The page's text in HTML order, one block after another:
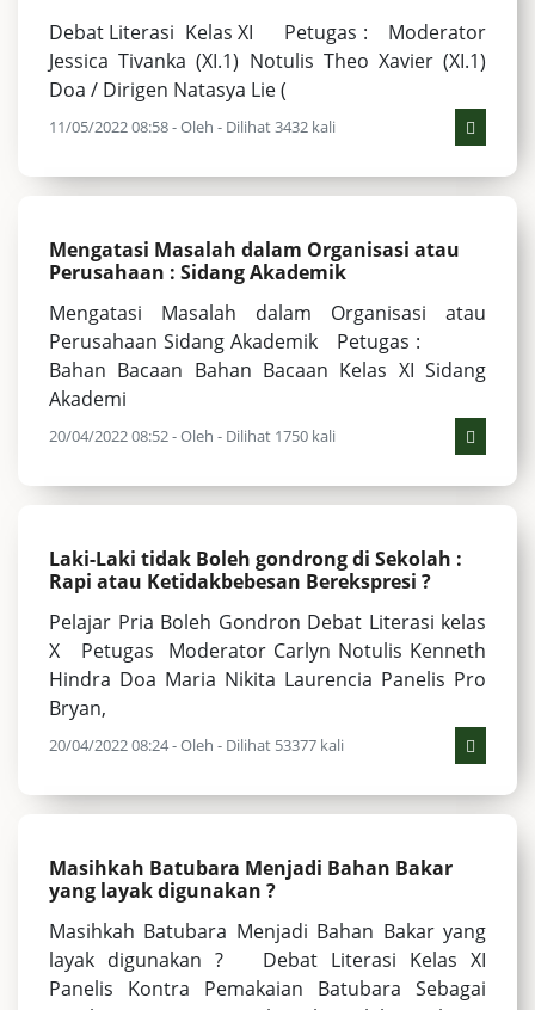
Debat Literasi Kelas XI Petugas : Moderator
Jessica Tivanka (XI.1) Notulis Theo Xavier (XI.1)
Doa / Dirigen Natasya Lie (
11/05/2022 08:58 - Oleh - Dilihat 3432 kali
Mengatasi Masalah dalam Organisasi atau
Perusahaan : Sidang Akademik
Mengatasi Masalah dalam Organisasi atau
Perusahaan Sidang Akademik Petugas :
Bahan Bacaan Bahan Bacaan Kelas XI Sidang
Akademi
20/04/2022 08:52 - Oleh - Dilihat 1750 kali
Laki-Laki tidak Boleh gondrong di Sekolah :
Rapi atau Ketidakbebesan Berekspresi ?
Pelajar Pria Boleh Gondron Debat Literasi kelas
X Petugas Moderator Carlyn Notulis Kenneth
Hindra Doa Maria Nikita Laurencia Panelis Pro
Bryan,
20/04/2022 08:24 - Oleh - Dilihat 53377 kali
Masihkah Batubara Menjadi Bahan Bakar
yang layak digunakan ?
Masihkah Batubara Menjadi Bahan Bakar yang
layak digunakan ? Debat Literasi Kelas XI
Panelis Kontra Pemakaian Batubara Sebagai